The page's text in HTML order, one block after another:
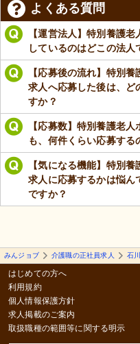
よくある質問
【運営法人】特別養護
しているのはどこの法人
【応募後の流れ】特別
求人へ応募した後は、ど
すか？
【応募数】特別養護老
も、何件くらい応募する
【気になる機能】特別
求人に応募するかは悩ん
ですか？
みんジョブ 介護職の正社員求人 石
はじめての方へ
利用規約
個人情報保護方針
求人掲載のご案内
取扱職種の範囲等に関する明示